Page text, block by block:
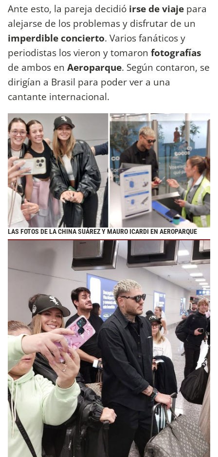
Ante esto, la pareja decidió irse de viaje para
alejarse de los problemas y disfrutar de un
imperdible concierto. Varios fanáticos y
periodistas los vieron y tomaron fotografías
de ambos en Aeroparque. Según contaron, se
dirigían a Brasil para poder ver a una
cantante internacional.
LAS FOTOS DE LA CHINA SUÁREZ Y MAURO ICARDI EN AEROPARQUE